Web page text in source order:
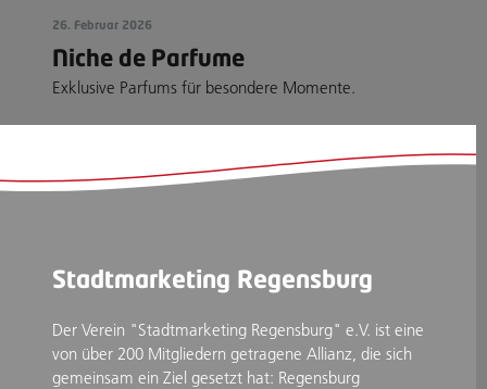
26. Februar 2026
Niche de Parfume
Exklusive Parfums für besondere Momente.
Stadtmarketing Regensburg
Der Verein "Stadtmarketing Regensburg" e.V. ist eine
von über 200 Mitgliedern getragene Allianz, die sich
gemeinsam ein Ziel gesetzt hat: Regensburg